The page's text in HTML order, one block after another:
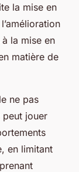
la mise en
la mise en
matière de
ne pas
peut jouer
en limitant